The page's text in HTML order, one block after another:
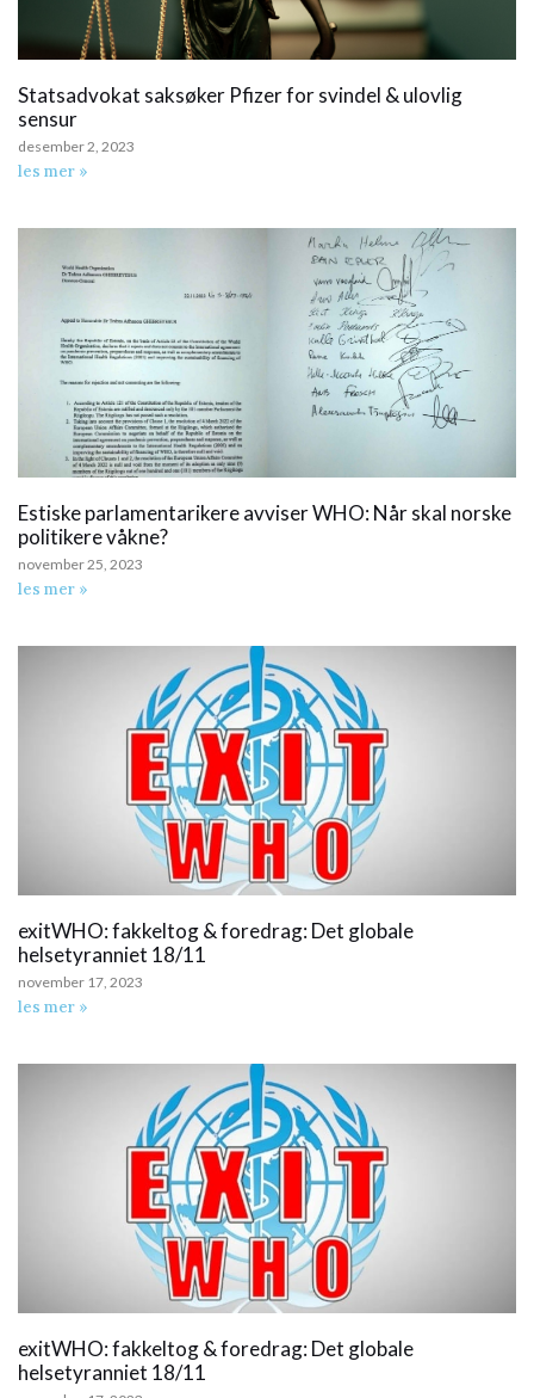
Statsadvokat saksøker Pfizer for svindel & ulovlig
sensur
desember 2, 2023
les mer »
Estiske parlamentarikere avviser WHO: Når skal norske
politikere våkne?
november 25, 2023
les mer »
exitWHO: fakkeltog & foredrag: Det globale
helsetyranniet 18/11
november 17, 2023
les mer »
exitWHO: fakkeltog & foredrag: Det globale
helsetyranniet 18/11